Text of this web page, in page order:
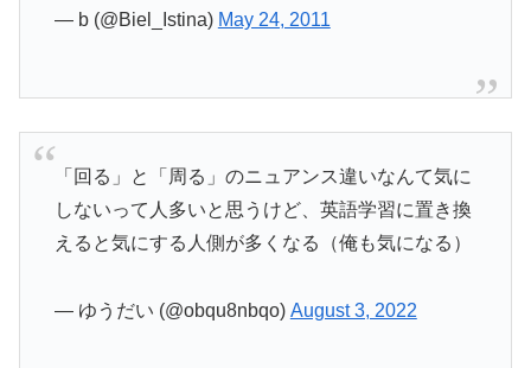
— b (@Biel_Istina) May 24, 2011
「回る」と「周る」のニュアンス違いなんて気に
しないって人多いと思うけど、英語学習に置き換
えると気にする人側が多くなる（俺も気になる）
— ゆうだい (@obqu8nbqo) August 3, 2022